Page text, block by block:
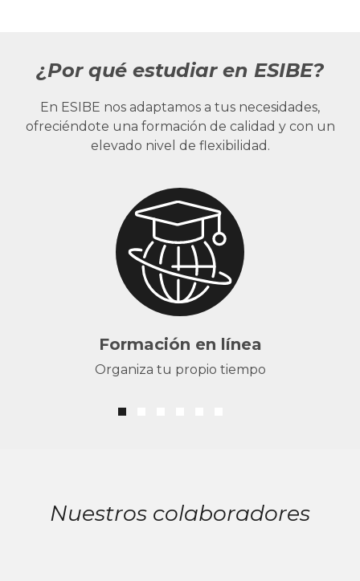
¿Por qué estudiar en ESIBE?
En ESIBE nos adaptamos a tus necesidades,
ofreciéndote una formación de calidad y con un
elevado nivel de flexibilidad.
Formación en línea
Organiza tu propio tiempo
Nuestros colaboradores